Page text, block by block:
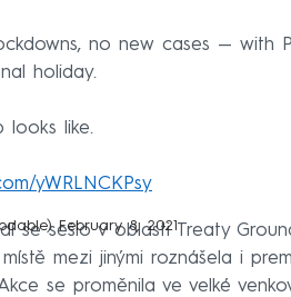
no new cases — with
holiday.
looks like.
yWRLNCKPsy
February 8, 2021
se sešlo v oblasti Treaty
mezi jinými roznášela i
se proměnila ve velké